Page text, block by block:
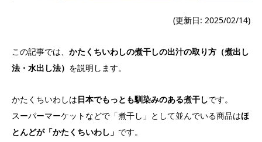
(更新日: 2025/02/14)
この記事では、 かたくちいわしの煮干しの出汁の取り方（煮出し
法・水出し法） を説明します。
かたくちいわしは日本でもっとも馴染みのある煮干しです。
スーパーマーケットなどで「煮干し」として並んでいる商品はほ
とんどが「かたくちいわし」 です。